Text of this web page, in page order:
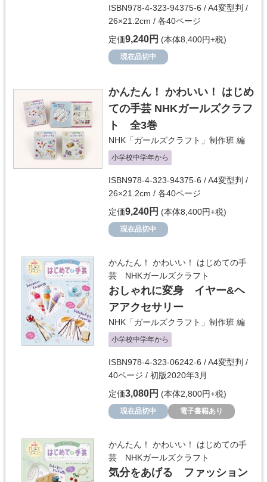
ISBN978-4-323-94375-6 / A4変型判 /
26×21.2cm / 各40ページ
定価9,240円 (本体8,400円+税)
現在品切中
かんたん！ かわいい！ はじめ
ての手芸 NHKガールズクラフ
ト 全3巻
NHK「ガールズクラフト」制作班 編
小学校中学年から
ISBN978-4-323-94375-6 / A4変型判 /
26×21.2cm / 各40ページ
定価9,240円 (本体8,400円+税)
現在品切中
かんたん！ かわいい！ はじめての手
芸 NHKガールズクラフト
おしゃれに変身 イヤー&ヘ
アアクセサリー
NHK「ガールズクラフト」制作班 編
小学校中学年から
ISBN978-4-323-06242-6 / A4変型判 /
40ページ / 初版2020年3月
定価3,080円 (本体2,800円+税)
現在品切中 電子書籍あり
かんたん！ かわいい！ はじめての手
芸 NHKガールズクラフト
気分をあげる ファッション